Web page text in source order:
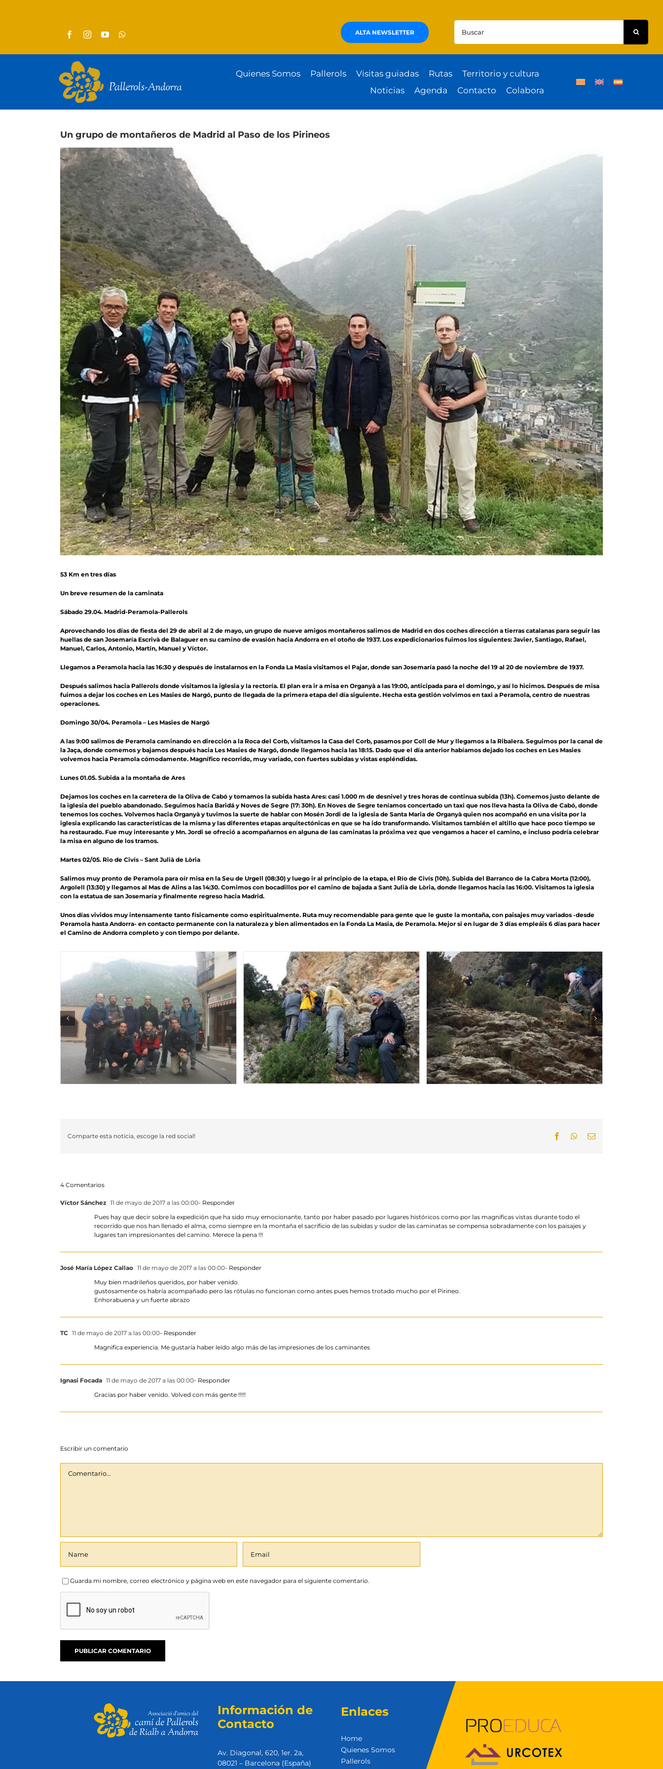
ALTA NEWSLETTER
Buscar:
Quienes Somos Pallerols Visitas guiadas Rutas
Territorio y cultura
Noticias
Agenda Contacto Colabora
Un grupo de montañeros de Madrid al Paso de los Pirineos
53 Km en tres días
Un breve resumen de la caminata
Sábado 29.04. Madrid-Peramola-Pallerols
Aprovechando los días de fiesta del 29 de abril al 2 de mayo, un grupo de nueve amigos montañeros salimos de Madrid en dos coches dirección a tierras catalanas para seguir las
huellas de san Josemaría Escrivà de Balaguer en su camino de evasión hacia Andorra en el otoño de 1937. Los expedicionarios fuimos los siguientes: Javier, Santiago, Rafael,
Manuel, Carlos, Antonio, Martín, Manuel y Víctor.
Llegamos a Peramola hacia las 16:30 y después de instalarnos en la Fonda La Masia visitamos el Pajar, donde san Josemaría pasó la noche del 19 al 20 de noviembre de 1937.
Después salimos hacia Pallerols donde visitamos la iglesia y la rectoría. El plan era ir a misa en Organyà a las 19:00, anticipada para el domingo, y así lo hicimos. Después de misa
fuimos a dejar los coches en Les Masies de Nargó, punto de llegada de la primera etapa del día siguiente. Hecha esta gestión volvimos en taxi a Peramola, centro de nuestras
operaciones.
Domingo 30/04. Peramola – Les Masies de Nargó
A las 9:00 salimos de Peramola caminando en dirección a la Roca del Corb, visitamos la Casa del Corb, pasamos por Coll de Mur y llegamos a la Ribalera. Seguimos por la canal de
la Jaça, donde comemos y bajamos después hacia Les Masies de Nargó, donde llegamos hacia las 18:15. Dado que el día anterior habíamos dejado los coches en Les Masies
volvemos hacia Peramola cómodamente. Magnífico recorrido, muy variado, con fuertes subidas y vistas espléndidas.
Lunes 01.05. Subida a la montaña de Ares
Dejamos los coches en la carretera de la Oliva de Cabó y tomamos la subida hasta Ares: casi 1.000 m de desnivel y tres horas de continua subida (13h). Comemos justo delante de
la iglesia del pueblo abandonado. Seguimos hacia Baridá y Noves de Segre (17: 30h). En Noves de Segre teníamos concertado un taxi que nos lleva hasta la Oliva de Cabó, donde
tenemos los coches. Volvemos hacia Organyà y tuvimos la suerte de hablar con Mosén Jordi de la iglesia de Santa Maria de Organyà quien nos acompañó en una visita por la
iglesia explicando las características de la misma y las diferentes etapas arquitectónicas en que se ha ido transformando. Visitamos también el altillo que hace poco tiempo se
ha restaurado. Fue muy interesante y Mn. Jordi se ofreció a acompañarnos en alguna de las caminatas la próxima vez que vengamos a hacer el camino, e incluso podría celebrar
la misa en alguno de los tramos.
Martes 02/05. Rio de Civís – Sant Julià de Lòria
Salimos muy pronto de Peramola para oír misa en la Seu de Urgell (08:30) y luego ir al principio de la etapa, el Río de Civís (10h). Subida del Barranco de la Cabra Morta (12:00),
Argolell (13:30) y llegamos al Mas de Alins a las 14:30. Comimos con bocadillos por el camino de bajada a Sant Julià de Lòria, donde llegamos hacia las 16:00. Visitamos la iglesia
con la estatua de san Josemaría y finalmente regreso hacia Madrid.
Unos días vividos muy intensamente tanto físicamente como espiritualmente. Ruta muy recomendable para gente que le guste la montaña, con paisajes muy variados -desde
Peramola hasta Andorra- en contacto permanente con la naturaleza y bien alimentados en la Fonda La Masia, de Peramola. Mejor si en lugar de 3 días empleáis 6 días para hacer
el Camino de Andorra completo y con tiempo por delante.
Comparte esta noticia, escoge la red social! FacebookWhatsApp
Email
4 Comentarios
Víctor Sánchez 11 de mayo de 2017 a las 00:00- Responder
Pues hay que decir sobre la expedición que ha sido muy emocionante, tanto por haber pasado por lugares históricos como por las magnificas vistas durante todo el
recorrido que nos han llenado el alma, como siempre en la montaña el sacrificio de las subidas y sudor de las caminatas se compensa sobradamente con los paisajes y
lugares tan impresionantes del camino. Merece la pena !!!
José María López Callao 11 de mayo de 2017 a las 00:00- Responder
Muy bien madrileños queridos, por haber venido.
gustosamente os habría acompañado pero las rótulas no funcionan como antes pues hemos trotado mucho por el Pirineo.
Enhorabuena y un fuerte abrazo
TC 11 de mayo de 2017 a las 00:00- Responder
Magnifica experiencia. Me gustaría haber leído algo más de las impresiones de los caminantes
Ignasi Focada 11 de mayo de 2017 a las 00:00- Responder
Gracias por haber venido. Volved con más gente !!!!!
Escribir un comentario
Guarda mi nombre, correo electrónico y página web en este navegador para el siguiente comentario.
Información de
Contacto
Av. Diagonal, 620, 1er. 2a,
08021 – Barcelona (España)
Enlaces
Home
Quienes Somos
Pallerols